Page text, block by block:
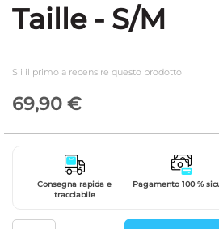
di
immagini
Taille - S/M
Sii il primo a recensire questo prodotto
69,90 €
Consegna rapida e
tracciabile
Pagamento 100 %